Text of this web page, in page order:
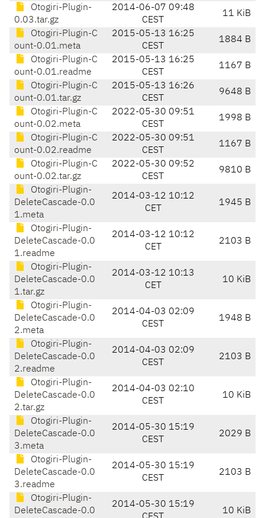
Otogiri-Plugin-
0.03.tar.gz
2014-06-07 09:48
CEST
11 KiB
Otogiri-Plugin-C
ount-0.01.meta
2015-05-13 16:25
CEST
1884 B
Otogiri-Plugin-C
ount-0.01.readme
2015-05-13 16:25
CEST
1167 B
Otogiri-Plugin-C
ount-0.01.tar.gz
2015-05-13 16:26
CEST
9648 B
Otogiri-Plugin-C
ount-0.02.meta
2022-05-30 09:51
CEST
1998 B
Otogiri-Plugin-C
ount-0.02.readme
2022-05-30 09:51
CEST
1167 B
Otogiri-Plugin-C
ount-0.02.tar.gz
2022-05-30 09:52
CEST
9810 B
Otogiri-Plugin-
DeleteCascade-0.0
1.meta
2014-03-12 10:12
CET
1945 B
Otogiri-Plugin-
DeleteCascade-0.0
1.readme
2014-03-12 10:12
CET
2103 B
Otogiri-Plugin-
DeleteCascade-0.0
1.tar.gz
2014-03-12 10:13
CET
10 KiB
Otogiri-Plugin-
DeleteCascade-0.0
2.meta
2014-04-03 02:09
CEST
1948 B
Otogiri-Plugin-
DeleteCascade-0.0
2.readme
2014-04-03 02:09
CEST
2103 B
Otogiri-Plugin-
DeleteCascade-0.0
2.tar.gz
2014-04-03 02:10
CEST
10 KiB
Otogiri-Plugin-
DeleteCascade-0.0
3.meta
2014-05-30 15:19
CEST
2029 B
Otogiri-Plugin-
DeleteCascade-0.0
3.readme
2014-05-30 15:19
CEST
2103 B
Otogiri-Plugin-
DeleteCascade-0.0
2014-05-30 15:19
10 KiB